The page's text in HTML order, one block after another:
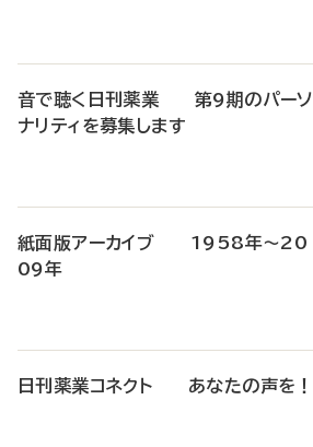
音で聴く日刊薬業 第9期のパーソ
ナリティを募集します
紙面版アーカイブ 1958年～20
09年
日刊薬業コネクト あなたの声を！